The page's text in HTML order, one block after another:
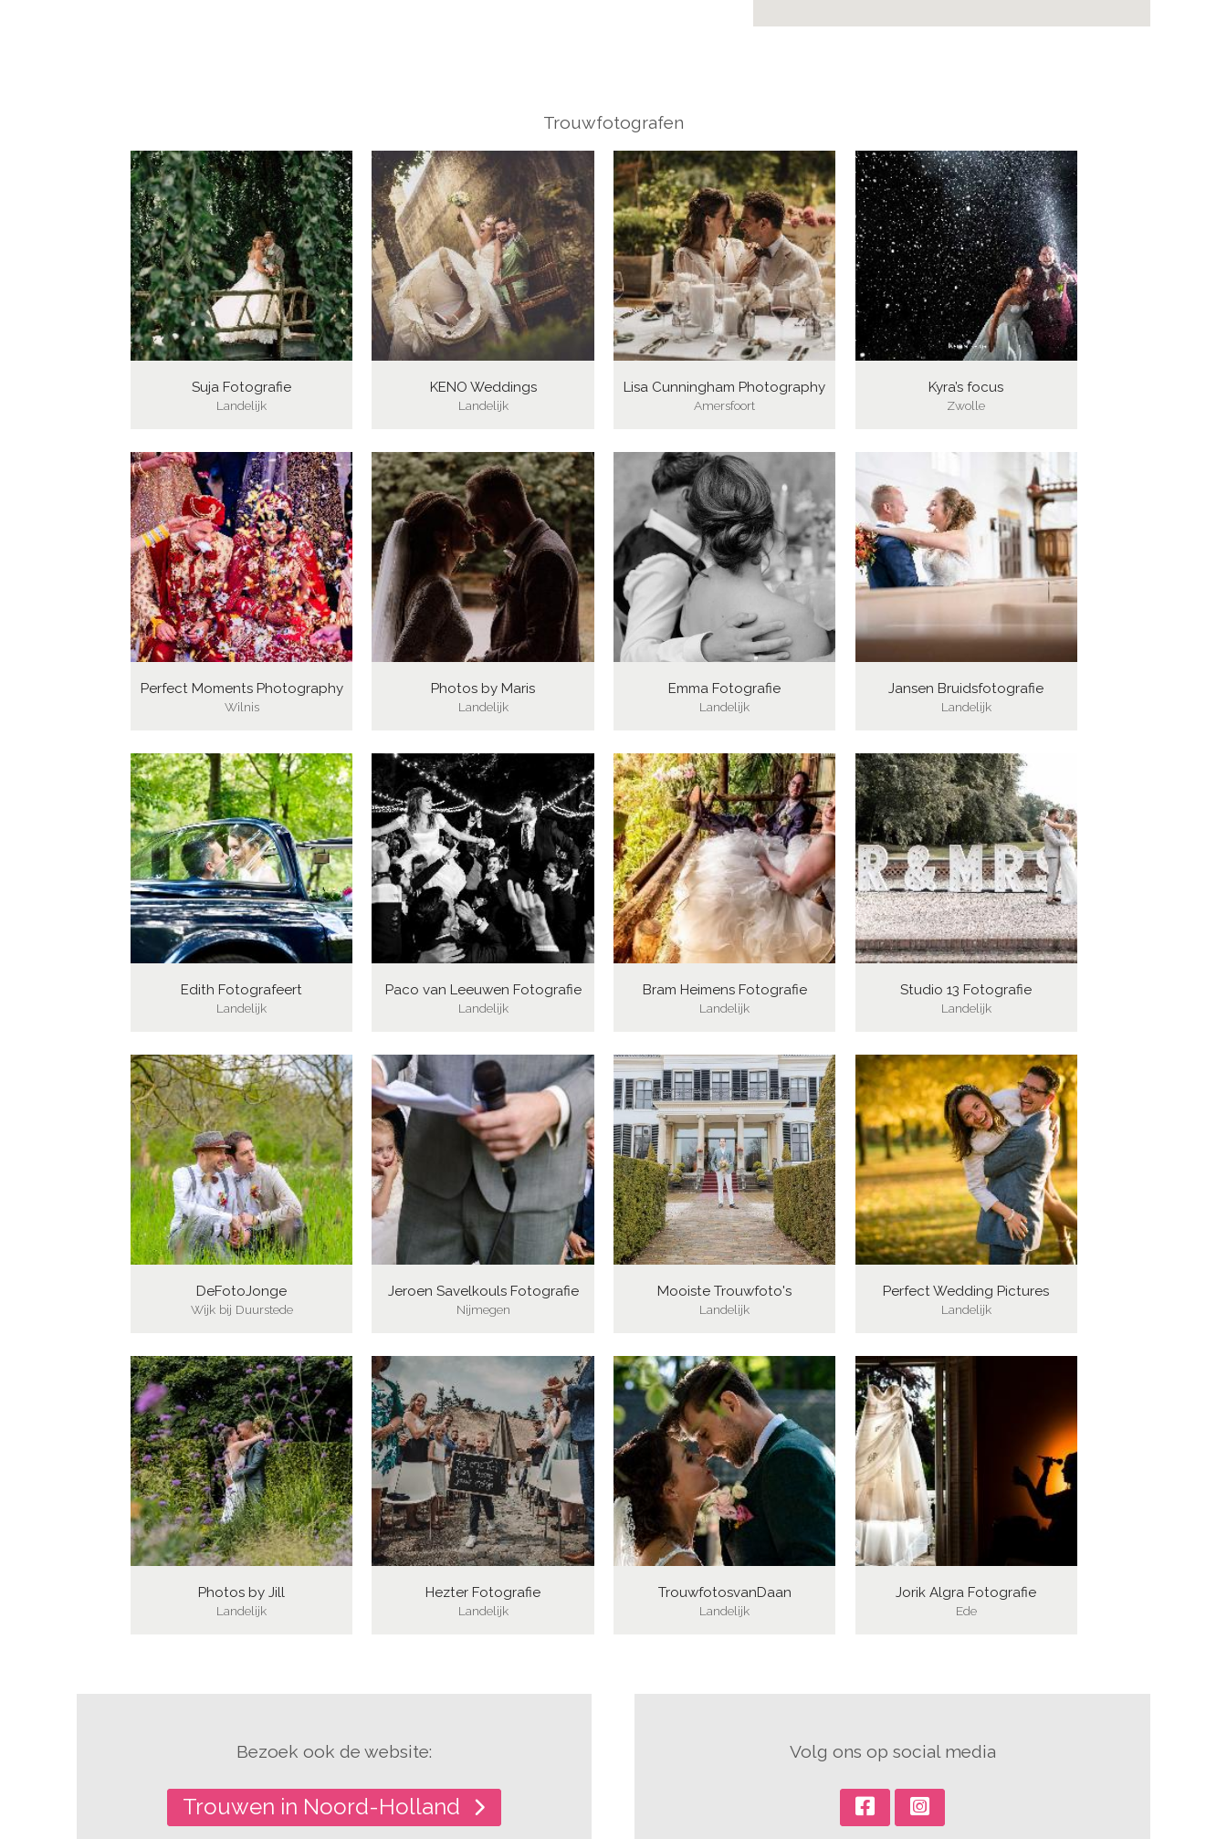
Trouwfotografen
Suja Fotografie
Landelijk
KENO Weddings
Landelijk
Lisa Cunningham Photography
Amersfoort
Kyra’s focus
Zwolle
Perfect Moments Photography
Wilnis
Photos by Maris
Landelijk
Emma Fotografie
Landelijk
Jansen Bruidsfotografie
Landelijk
Edith Fotografeert
Landelijk
Paco van Leeuwen Fotografie
Landelijk
Bram Heimens Fotografie
Landelijk
Studio 13 Fotografie
Landelijk
DeFotoJonge
Wijk bij Duurstede
Jeroen Savelkouls Fotografie
Nijmegen
Mooiste Trouwfoto's
Landelijk
Perfect Wedding Pictures
Landelijk
Photos by Jill
Landelijk
Hezter Fotografie
Landelijk
TrouwfotosvanDaan
Landelijk
Jorik Algra Fotografie
Ede
Bezoek ook de website:
Trouwen in Noord-Holland
Volg ons op social media